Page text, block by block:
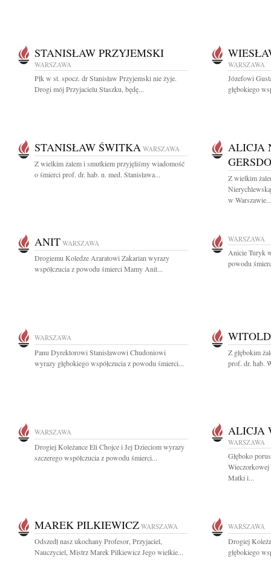
STANISŁAW PRZYJEMSKI
WARSZAWA
Płk w st. spocz. dr Stanisław Przyjemski nie żyje.
Drogi mój Przyjacielu Staszku, będę...
WARSZAWA
Józefowi
głębokiego
STANISŁAW ŚWITKA WARSZAWA
Z wielkim żalem i smutkiem przyjęliśmy wiadomość
o śmierci prof. dr. hab. n. med. Stanisława...
ALICJA
Z wielkim
w Warszawie...
ANIT WARSZAWA
Drogiemu Koledze Araratowi Zakarian wyrazy
współczucia z powodu śmierci Mamy Anit...
WARSZAWA
Anicie Turyk
powodu
WARSZAWA
Panu Dyrektorowi Stanisławowi Chudoniowi
wyrazy głębokiego współczucia z powodu śmierci...
Z głębokim
prof. dr. hab.
WARSZAWA
Drogiej Koleżance Eli Chojce i Jej Dzieciom wyrazy
szczerego współczucia z powodu śmierci...
ALICJA
WARSZAWA
Głęboko
Wieczorkowej
Matki i...
MAREK PILKIEWICZ WARSZAWA
Odszedł nasz ukochany Profesor, Przyjaciel,
Nauczyciel, Mistrz Marek Pilkiewicz Jego wielkie...
WARSZAWA
Drogiej
głębokiego